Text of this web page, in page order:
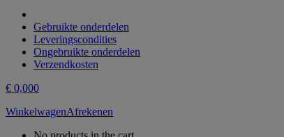
Gebruikte onderdelen
Leveringscondities
Ongebruikte onderdelen
Verzendkosten
€ 0,000
WinkelwagenAfrekenen